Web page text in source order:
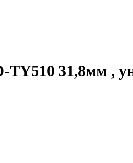
31,8мм ,